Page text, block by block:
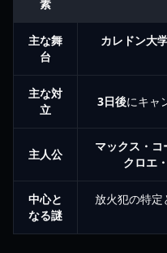
素
主な舞
台
カレドン大
主な対
立
3日後にキャ
主人公
マックス・コ
クロエ
中心と
なる謎
放火犯の特定